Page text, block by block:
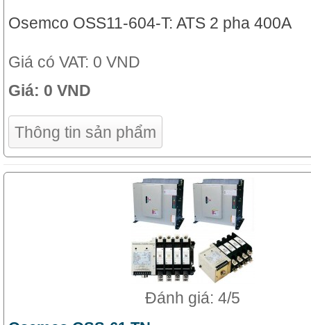
Osemco OSS11-604-T: ATS 2 pha 400A
Giá có VAT: 0 VND
Giá: 0 VND
Thông tin sản phẩm
Đánh giá: 4/5